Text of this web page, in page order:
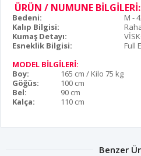
ÜRÜN / NUMUNE BİLGİLERİ:
Bedeni:
M -
Kalıp Bilgisi:
Kumaş Detayı:
Esneklik Bilgisi:
Full
MODEL BİLGİLERİ:
Boy:
165 cm / Kilo 75 kg
Göğüs:
100 cm
Bel:
90 cm
Kalça:
110 cm
Benzer